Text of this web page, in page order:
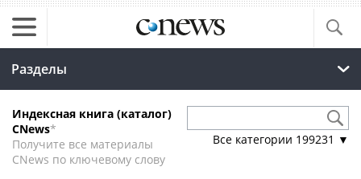
Разделы
Индексная книга (каталог)
CNews*
Получите все материалы
CNews по ключевому слову
Все категории 199231 ▼